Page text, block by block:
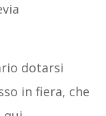
dotarsi
in fiera, che